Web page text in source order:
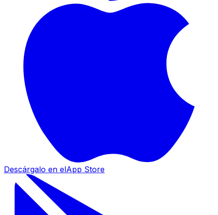
Descárgalo en elApp Store